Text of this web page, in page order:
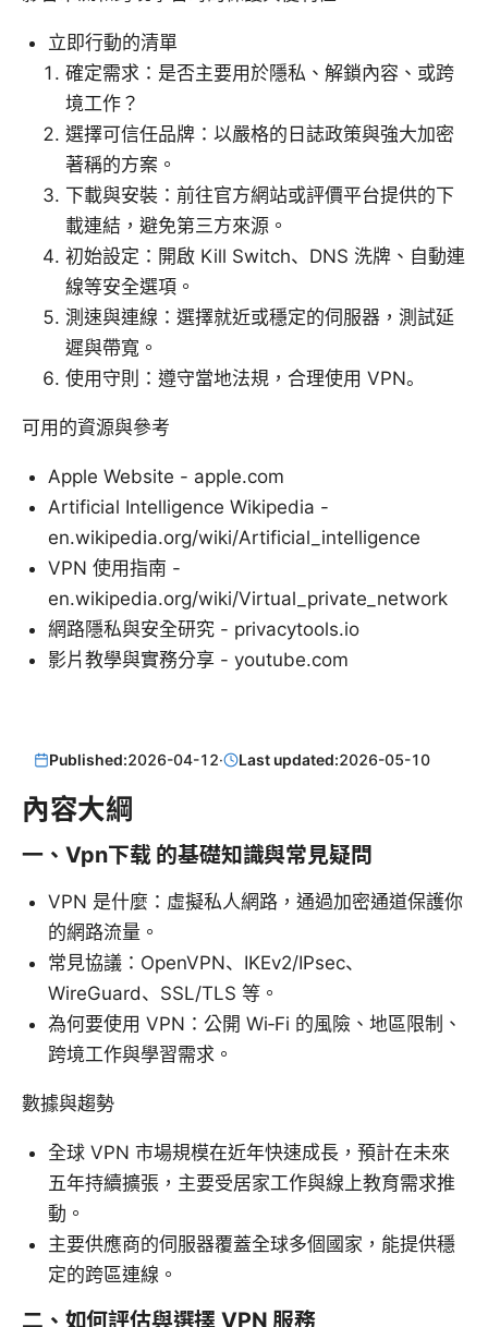
立即行動的清單
確定需求：是否主要用於隱私、解鎖內容、或跨
境工作？
選擇可信任品牌：以嚴格的日誌政策與強大加密
著稱的方案。
下載與安裝：前往官方網站或評價平台提供的下
載連結，避免第三方來源。
初始設定：開啟 Kill Switch、DNS 洗牌、自動連
線等安全選項。
測速與連線：選擇就近或穩定的伺服器，測試延
遲與帶寬。
使用守則：遵守當地法規，合理使用 VPN。
可用的資源與參考
Apple Website - apple.com
Artificial Intelligence Wikipedia -
en.wikipedia.org/wiki/Artificial_intelligence
VPN 使用指南 -
en.wikipedia.org/wiki/Virtual_private_network
網路隱私與安全研究 - privacytools.io
影片教學與實務分享 - youtube.com
Published:2026-04-12· Last updated:2026-05-10
內容大綱
一、Vpn下载 的基礎知識與常見疑問
VPN 是什麼：虛擬私人網路，通過加密通道保護你
的網路流量。
常見協議：OpenVPN、IKEv2/IPsec、
WireGuard、SSL/TLS 等。
為何要使用 VPN：公開 Wi‑Fi 的風險、地區限制、
跨境工作與學習需求。
數據與趨勢
全球 VPN 市場規模在近年快速成長，預計在未來
五年持續擴張，主要受居家工作與線上教育需求推
動。
主要供應商的伺服器覆蓋全球多個國家，能提供穩
定的跨區連線。
二、如何評估與選擇 VPN 服務